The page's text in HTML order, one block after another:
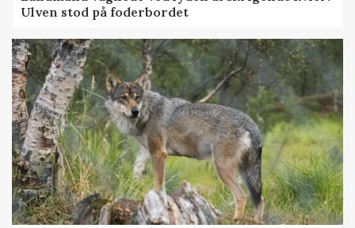
Ulven stod på foderbordet